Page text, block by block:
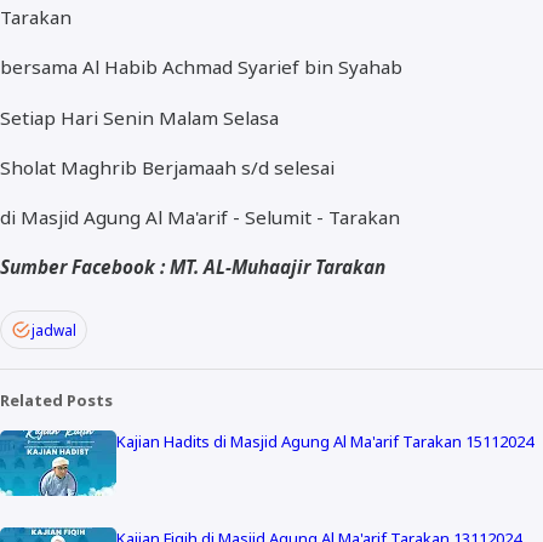
Tarakan
bersama Al Habib Achmad Syarief bin Syahab
Setiap Hari Senin Malam Selasa
Sholat Maghrib Berjamaah s/d selesai
di Masjid Agung Al Ma'arif - Selumit - Tarakan
Sumber Facebook : MT. AL-Muhaajir Tarakan
jadwal
Related Posts
Kajian Hadits di Masjid Agung Al Ma'arif Tarakan 15112024